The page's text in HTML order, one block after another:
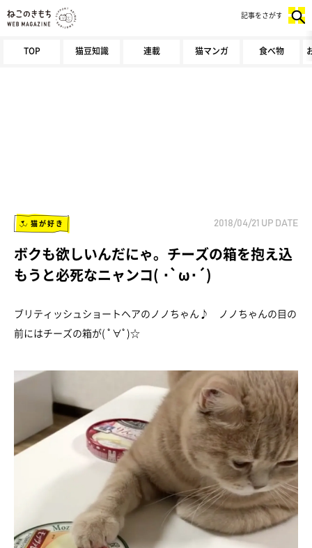
TOP 猫豆知識 連載 猫マンガ 食べ物
記事をさがす
猫が好き 2018/04/21 UP DATE
ボクも欲しいんだにゃ。チーズの箱を抱え込
もうと必死なニャンコ( ･`ω･´)
ブリティッシュショートヘアのノノちゃん♪ ノノちゃんの目の
前にはチーズの箱が( ﾟ∀ﾟ)☆